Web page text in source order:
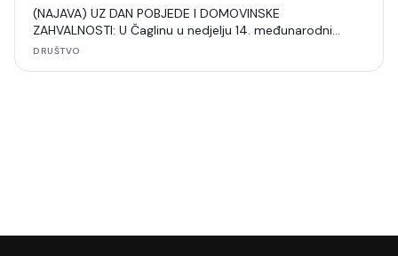
(NAJAVA) UZ DAN POBJEDE I DOMOVINSKE
ZAHVALNOSTI: U Čaglinu u nedjelju 14. međunarodni
šahovski turnir
DRUŠTVO